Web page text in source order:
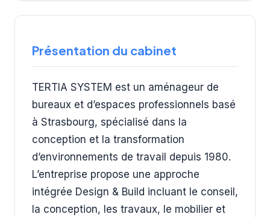
Présentation du cabinet
TERTIA SYSTEM est un aménageur de
bureaux et d’espaces professionnels basé
à Strasbourg, spécialisé dans la
conception et la transformation
d’environnements de travail depuis 1980.
L’entreprise propose une approche
intégrée Design & Build incluant le conseil,
la conception, les travaux, le mobilier et